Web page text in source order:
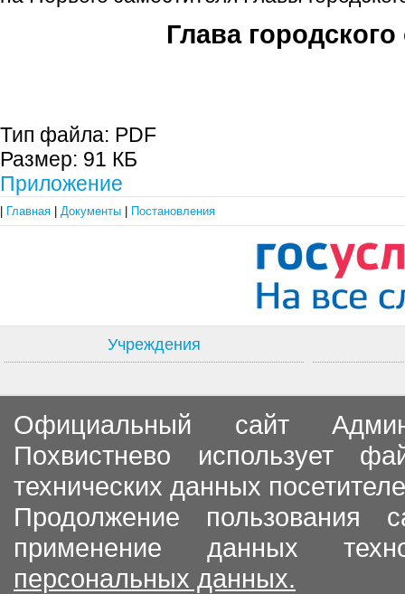
Глава городского
Тип файла: PDF
Размер: 91 КБ
Приложение
Главная Документы Постановления
Учреждения
Официальный сайт
Похвистнево использует
технических данных
Продолжение пользования
применение данных
персональных данных.